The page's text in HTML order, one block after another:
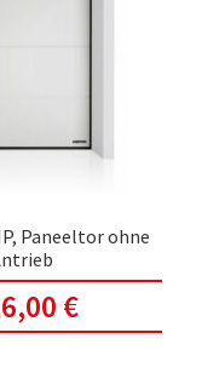
Paneeltor ohne
€